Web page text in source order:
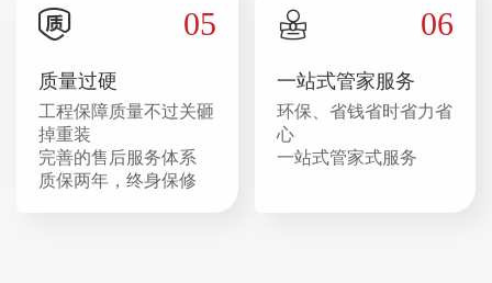
05
质量过硬
工程保障质量不过关砸
掉重装
完善的售后服务体系
质保两年，终身保修
06
一站式管家服务
环保、省钱省时省力省
心
一站式管家式服务